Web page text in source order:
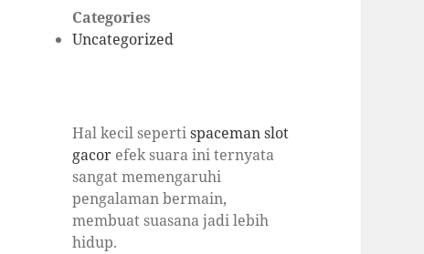
Categories
Uncategorized
Hal kecil sepertispaceman slot
gacor efek suara ini ternyata
sangat memengaruhi
pengalaman bermain,
membuat suasana jadi lebih
hidup.